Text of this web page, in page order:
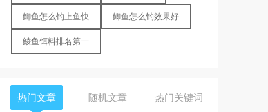
鲫鱼怎么钓上鱼快 鲫鱼怎么钓效果好
鲮鱼饵料排名第一
热门文章 随机文章 热门关键词